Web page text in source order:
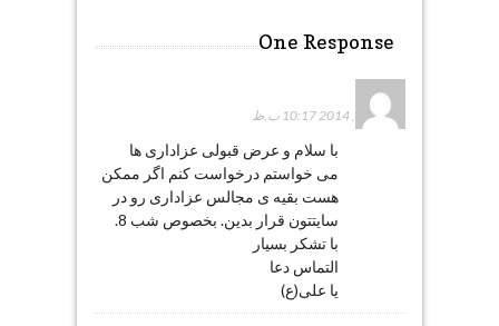
One Response
زهرا
نوامبر 23, 2014 10:17 ب.ظ
با سلام و عرض قبولی عزاداری ها
می خواستم درخواست کنم اگر ممکن
هست بقیه ی مجالس عزاداری رو در
سایتتون قرار بدین. بخصوص شب 8.
با تشکر بسیار
التماس دعا
یا علی(ع)